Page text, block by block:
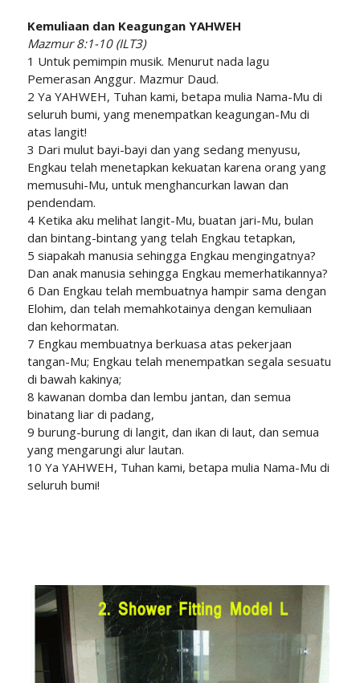
Kemuliaan dan Keagungan YAHWEH
Mazmur 8:1-10 (ILT3)
1 Untuk pemimpin musik. Menurut nada lagu
Pemerasan Anggur. Mazmur Daud.
2 Ya YAHWEH, Tuhan kami, betapa mulia Nama-Mu di
seluruh bumi, yang menempatkan keagungan-Mu di
atas langit!
3 Dari mulut bayi-bayi dan yang sedang menyusu,
Engkau telah menetapkan kekuatan karena orang yang
memusuhi-Mu, untuk menghancurkan lawan dan
pendendam.
4 Ketika aku melihat langit-Mu, buatan jari-Mu, bulan
dan bintang-bintang yang telah Engkau tetapkan,
5 siapakah manusia sehingga Engkau mengingatnya?
Dan anak manusia sehingga Engkau memerhatikannya?
6 Dan Engkau telah membuatnya hampir sama dengan
Elohim, dan telah memahkotainya dengan kemuliaan
dan kehormatan.
7 Engkau membuatnya berkuasa atas pekerjaan
tangan-Mu; Engkau telah menempatkan segala sesuatu
di bawah kakinya;
8 kawanan domba dan lembu jantan, dan semua
binatang liar di padang,
9 burung-burung di langit, dan ikan di laut, dan semua
yang mengarungi alur lautan.
10 Ya YAHWEH, Tuhan kami, betapa mulia Nama-Mu di
seluruh bumi!